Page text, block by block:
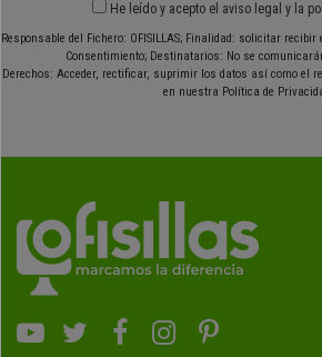
He leído y acepto el aviso legal y la
Responsable del Fichero: OFISILLAS; Finalidad: solicitar
Consentimiento; Destinatarios: No se
Derechos: Acceder, rectificar, suprimir los datos así como el
en nuestra Política de